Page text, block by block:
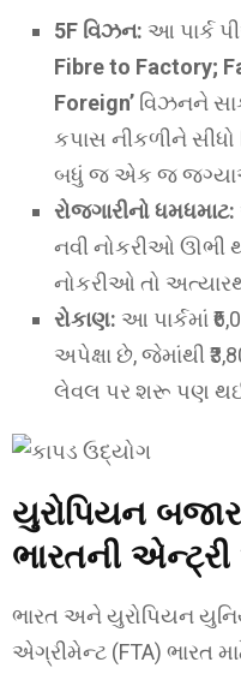
5F વિઝન: આ પાર્ક
Fibre to Factory;
Foreign’ વિઝનને
કપાસ નીકળીને
બધું જ એક જ
રોજગારીનો ધમધમાટ:
નવી નોકરીઓ ઊભી
નોકરીઓ તો
રોકાણ: આ પાર્કમાં
અપેક્ષા છે, જેમાંથી
લેવલ પર શરૂ પણ
યુરોપિયન
ભારતની
ભારત અને યુરોપિયન
એગ્રીમેન્ટ (FTA) ભારત